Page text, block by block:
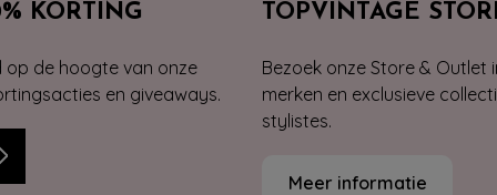
KORTING
op de hoogte van onze
en giveaways.
TOPVINTAGE
Bezoek onze Store & Outlet
merken en exclusieve
stylistes.
Meer informatie